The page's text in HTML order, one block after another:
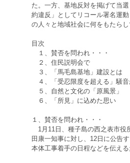
た。一方、基地反対を掲げて当
約違反」としてリコール署名運
の人々と地域社会に何をもたら
目次
１、賛否を問われ・・・
２、住民説明会で
３、「馬毛島基地」建設とは
４、「受忍限度を超える」騒音
５、自然と文化の「原風景」
６、「所見」に込めた思い
１、賛否を問われ・・・
1月11日、種子島の西之表市役
田康一知事に対し、12日に公告
本体工事着手の日程などを伝える